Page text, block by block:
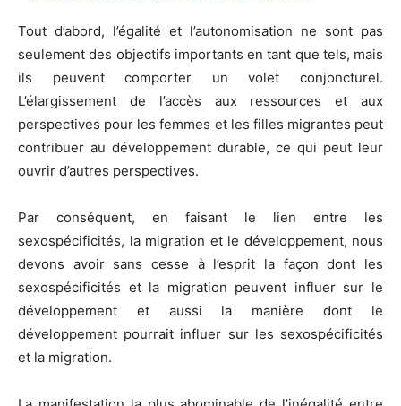
Tout d’abord, l’égalité et l’autonomisation ne sont pas
seulement des objectifs importants en tant que tels, mais
ils peuvent comporter un volet conjoncturel.
L’élargissement de l’accès aux ressources et aux
perspectives pour les femmes et les filles migrantes peut
contribuer au développement durable, ce qui peut leur
ouvrir d’autres perspectives.
Par conséquent, en faisant le lien entre les
sexospécificités, la migration et le développement, nous
devons avoir sans cesse à l’esprit la façon dont les
sexospécificités et la migration peuvent influer sur le
développement et aussi la manière dont le
développement pourrait influer sur les sexospécificités
et la migration.